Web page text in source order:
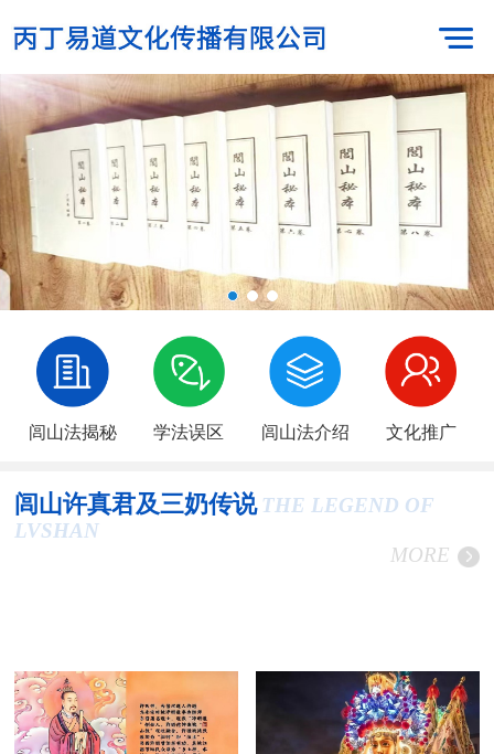
闾山法揭秘 学法误区 闾山法介绍 文化推广
闾山许真君及三奶传说 THE LEGEND OF
LVSHAN
MORE